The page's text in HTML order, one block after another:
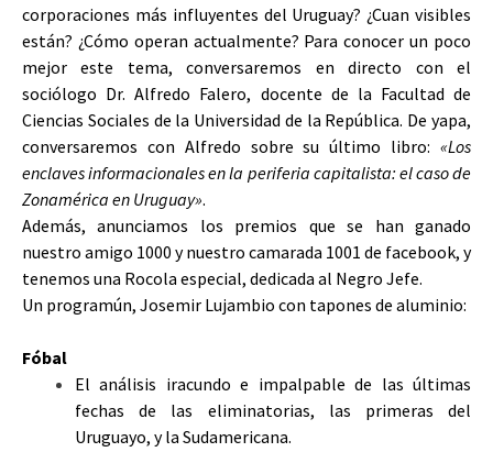
corporaciones más influyentes del Uruguay? ¿Cuan visibles
están? ¿Cómo operan actualmente? Para conocer un poco
mejor este tema, conversaremos en directo con el
sociólogo Dr. Alfredo Falero, docente de la Facultad de
Ciencias Sociales de la Universidad de la República. De yapa,
conversaremos con Alfredo sobre su último libro: «Los
enclaves informacionales en la periferia capitalista: el caso de
Zonamérica en Uruguay».
Además, anunciamos los premios que se han ganado
nuestro amigo 1000 y nuestro camarada 1001 de facebook, y
tenemos una Rocola especial, dedicada al Negro Jefe.
Un programún, Josemir Lujambio con tapones de aluminio:
Fóbal
El análisis iracundo e impalpable de las últimas
fechas de las eliminatorias, las primeras del
Uruguayo, y la Sudamericana.